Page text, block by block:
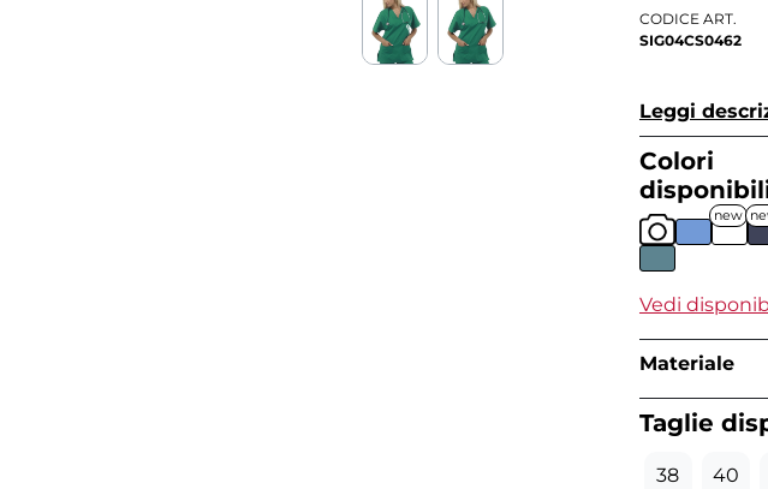
CODICE ART.
SIG04CS0462
Leggi
Colori
new
Vedi
Materiale
Taglie
38 40